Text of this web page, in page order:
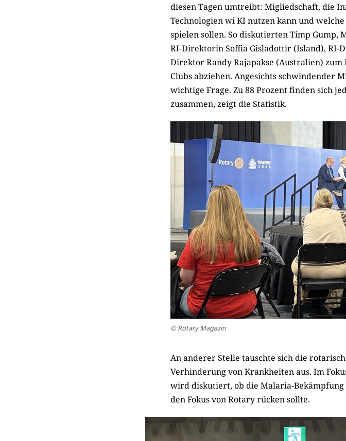
diesen Tagen umtreibt: Migliedschaft, die
Technologien wi KI nutzen kann und
spielen sollen. So diskutierten Timp Gump,
RI-Direktorin Soffia Gisladottir (Island), RI-
Direktor Randy Rajapakse (Australien)
Clubs abziehen. Angesichts schwindender
wichtige Frage. Zu 88 Prozent finden sich
zusammen, zeigt die Statistik.
© Rotary Magazin
An anderer Stelle tauschte sich die
Verhinderung von Krankheiten aus. Im
wird diskutiert, ob die Malaria-Bekämpfung
den Fokus von Rotary rücken sollte.